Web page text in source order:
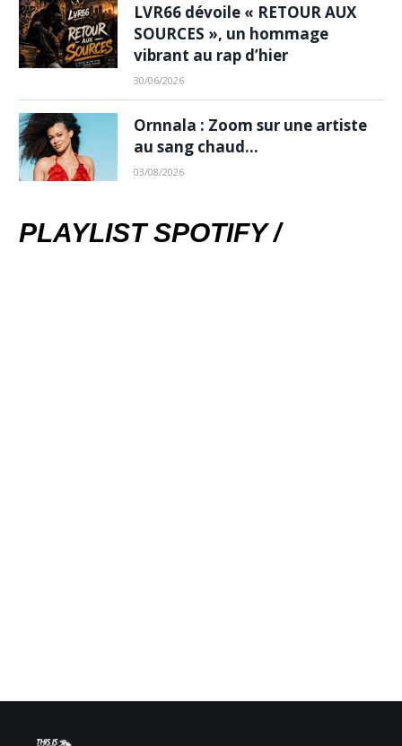
LVR66 dévoile « RETOUR AUX
SOURCES », un hommage
vibrant au rap d’hier
30/06/2026
Ornnala : Zoom sur une artiste
au sang chaud…
03/08/2026
PLAYLIST SPOTIFY /